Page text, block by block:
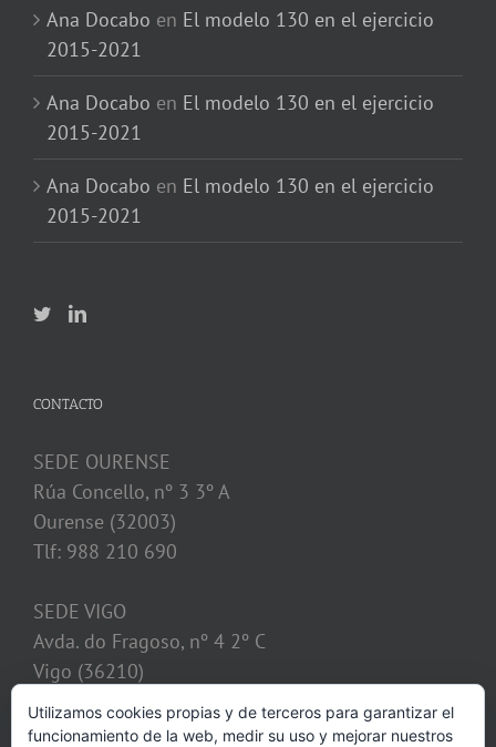
Ana Docabo en El modelo 130 en el ejercicio
2015-2021
Ana Docabo en El modelo 130 en el ejercicio
2015-2021
Ana Docabo en El modelo 130 en el ejercicio
2015-2021
CONTACTO
SEDE OURENSE
Rúa Concello, nº 3 3º A
Ourense (32003)
Tlf: 988 210 690
SEDE VIGO
Avda. do Fragoso, nº 4 2º C
Vigo (36210)
Tlf: 986 128 621
Utilizamos cookies propias y de terceros para garantizar el
funcionamiento de la web, medir su uso y mejorar nuestros